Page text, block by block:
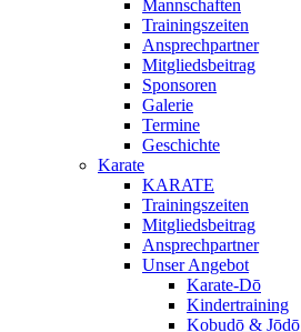
Mannschaften
Trainingszeiten
Ansprechpartner
Mitgliedsbeitrag
Sponsoren
Galerie
Termine
Geschichte
Karate
KARATE
Trainingszeiten
Mitgliedsbeitrag
Ansprechpartner
Unser Angebot
Karate-Dō
Kindertraining
Kobudō & Jōdō